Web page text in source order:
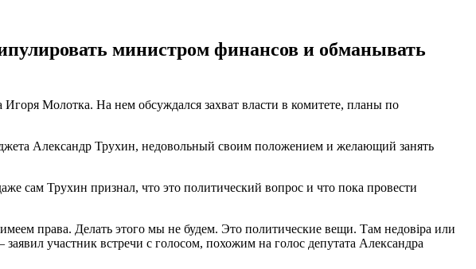
министром финансов и обманывать
Молотка. На нем обсуждался захват власти в комитете, планы по
Александр Трухин, недовольный своим положением и желающий занять
сам Трухин признал, что это политический вопрос и что пока провести
права. Делать этого мы не будем. Это политические вещи. Там недовіра или
участник встречи с голосом, похожим на голос депутата Александра